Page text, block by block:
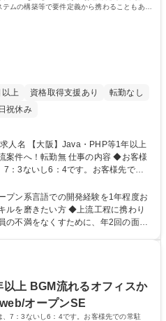
ムの構築等で要件定義から携わることもあり
上 資格取得支援あり
転勤なし
祝休み
無 仕事の内容 ◆お客様
：3ないし6：4です。お客様先での
基幹システムの構築等で要件定義か
チームとのブリッジの 役割を果
って頂きます。まずは、自 社内開発
アサインしていきます。 【エンドユ
職種 【大阪】Jav
スから大手上流案件へ！転勤無
ン系言語での開発経験を1年程度お
ルを磨きたい方 ◆上流工程に携わり
不満をなくすために、年2回の面談
にできるだけこだわり受注。 ★ITS
参入しています。 ★オラクルとの技
転勤がなく、関西でじっくりと上流工
以上 BGM流れるオフィスか
オープンSE
7：3ないし6：4です。お客様先での常駐